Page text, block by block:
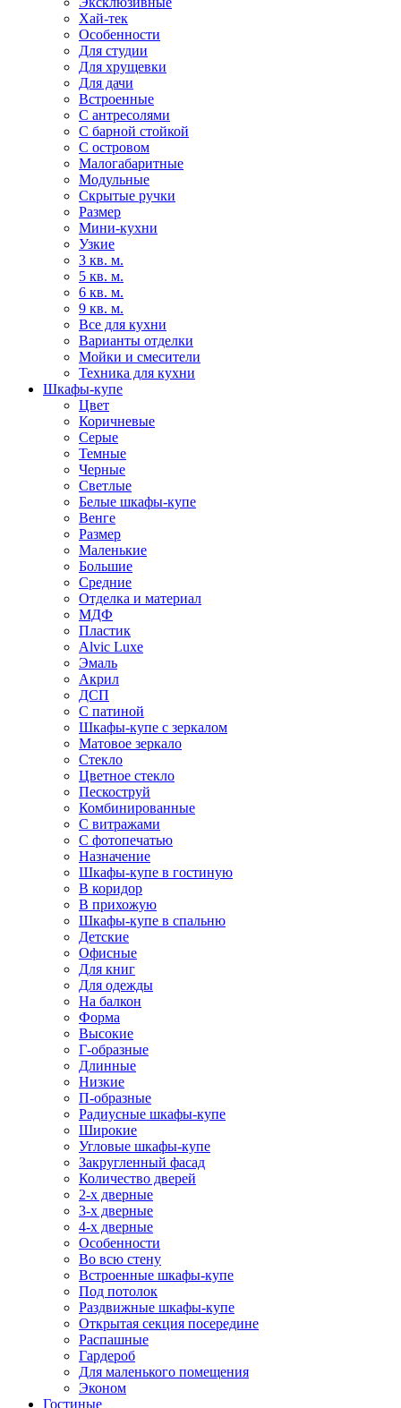
Хай-тек
Особенности
Для студии
Для хрущевки
Для дачи
Встроенные
С антресолями
С барной стойкой
С островом
Малогабаритные
Модульные
Скрытые ручки
Размер
Мини-кухни
Узкие
3 кв. м.
5 кв. м.
6 кв. м.
9 кв. м.
Все для кухни
Варианты отделки
Мойки и смесители
Техника для кухни
Шкафы-купе
Цвет
Коричневые
Серые
Темные
Черные
Светлые
Белые шкафы-купе
Венге
Размер
Маленькие
Большие
Средние
Отделка и материал
МДФ
Пластик
Alvic Luxe
Эмаль
Акрил
ДСП
С патиной
Шкафы-купе с зеркалом
Матовое зеркало
Стекло
Цветное стекло
Пескоструй
Комбинированные
С витражами
С фотопечатью
Назначение
Шкафы-купе в гостиную
В коридор
В прихожую
Шкафы-купе в спальню
Детские
Офисные
Для книг
Для одежды
На балкон
Форма
Высокие
Г-образные
Длинные
Низкие
П-образные
Радиусные шкафы-купе
Широкие
Угловые шкафы-купе
Закругленный фасад
Количество дверей
2-х дверные
3-х дверные
4-х дверные
Особенности
Во всю стену
Встроенные шкафы-купе
Под потолок
Раздвижные шкафы-купе
Открытая секция посередине
Распашные
Гардероб
Для маленького помещения
Эконом
Гостиные